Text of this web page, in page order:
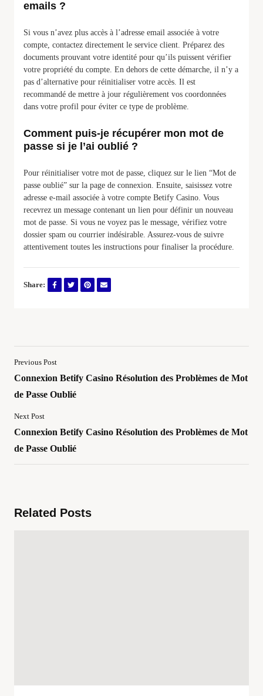
emails ?
Si vous n’avez plus accès à l’adresse email associée à votre
compte, contactez directement le service client. Préparez des
documents prouvant votre identité pour qu’ils puissent vérifier
votre propriété du compte. En dehors de cette démarche, il n’y a
pas d’alternative pour réinitialiser votre accès. Il est
recommandé de mettre à jour régulièrement vos coordonnées
dans votre profil pour éviter ce type de problème.
Comment puis-je récupérer mon mot de
passe si je l’ai oublié ?
Pour réinitialiser votre mot de passe, cliquez sur le lien “Mot de
passe oublié” sur la page de connexion. Ensuite, saisissez votre
adresse e-mail associée à votre compte Betify Casino. Vous
recevrez un message contenant un lien pour définir un nouveau
mot de passe. Si vous ne voyez pas le message, vérifiez votre
dossier spam ou courrier indésirable. Assurez-vous de suivre
attentivement toutes les instructions pour finaliser la procédure.
Share:
Previous Post
Connexion Betify Casino Résolution des Problèmes de Mot
de Passe Oublié
Next Post
Connexion Betify Casino Résolution des Problèmes de Mot
de Passe Oublié
Related Posts